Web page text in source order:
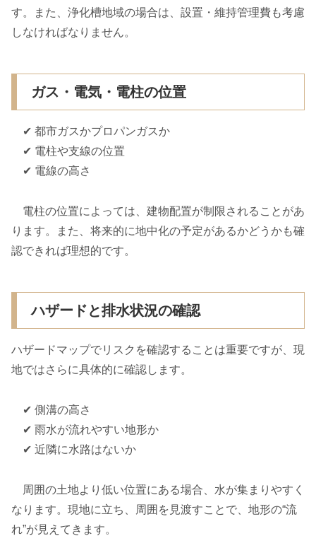
す。また、浄化槽地域の場合は、設置・維持管理費も考慮
しなければなりません。
ガス・電気・電柱の位置
✔ 都市ガスかプロパンガスか
✔ 電柱や支線の位置
✔ 電線の高さ
電柱の位置によっては、建物配置が制限されることがあ
ります。また、将来的に地中化の予定があるかどうかも確
認できれば理想的です。
ハザードと排水状況の確認
ハザードマップでリスクを確認することは重要ですが、現
地ではさらに具体的に確認します。
✔ 側溝の高さ
✔ 雨水が流れやすい地形か
✔ 近隣に水路はないか
周囲の土地より低い位置にある場合、水が集まりやすく
なります。現地に立ち、周囲を見渡すことで、地形の“流
れ”が見えてきます。